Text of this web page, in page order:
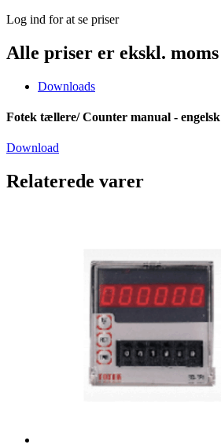
Log ind for at se priser
Alle priser er ekskl. moms
Downloads
Fotek tællere/ Counter manual - engelsk
Download
Relaterede varer